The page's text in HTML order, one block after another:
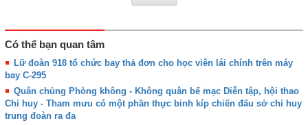
Có thể bạn quan tâm
Lữ đoàn 918 tổ chức bay thả đơn cho học viên lái chính trên máy
bay C-295
Quân chủng Phòng không - Không quân bế mạc Diễn tập, hội thao
Chỉ huy - Tham mưu có một phần thực binh kíp chiến đấu sở chỉ huy
trung đoàn ra đa